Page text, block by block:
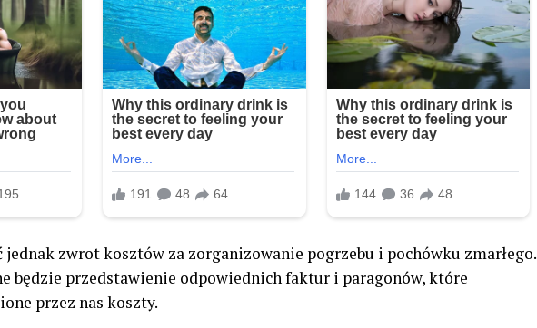
zwrot kosztów za zorganizowanie pogrzebu i pochówku zmarłego.
będzie przedstawienie odpowiednich faktur i paragonów, które
przez nas koszty.